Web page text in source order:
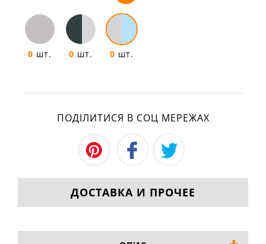
0 шт. 0 шт. 0 шт.
ПОДІЛИТИСЯ В СОЦ МЕРЕЖАХ
ДОСТАВКА И ПРОЧЕЕ